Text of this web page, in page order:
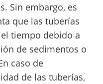
Sin embargo, es
que las tuberías
tiempo debido a
de sedimentos o
caso de
de las tuberías,